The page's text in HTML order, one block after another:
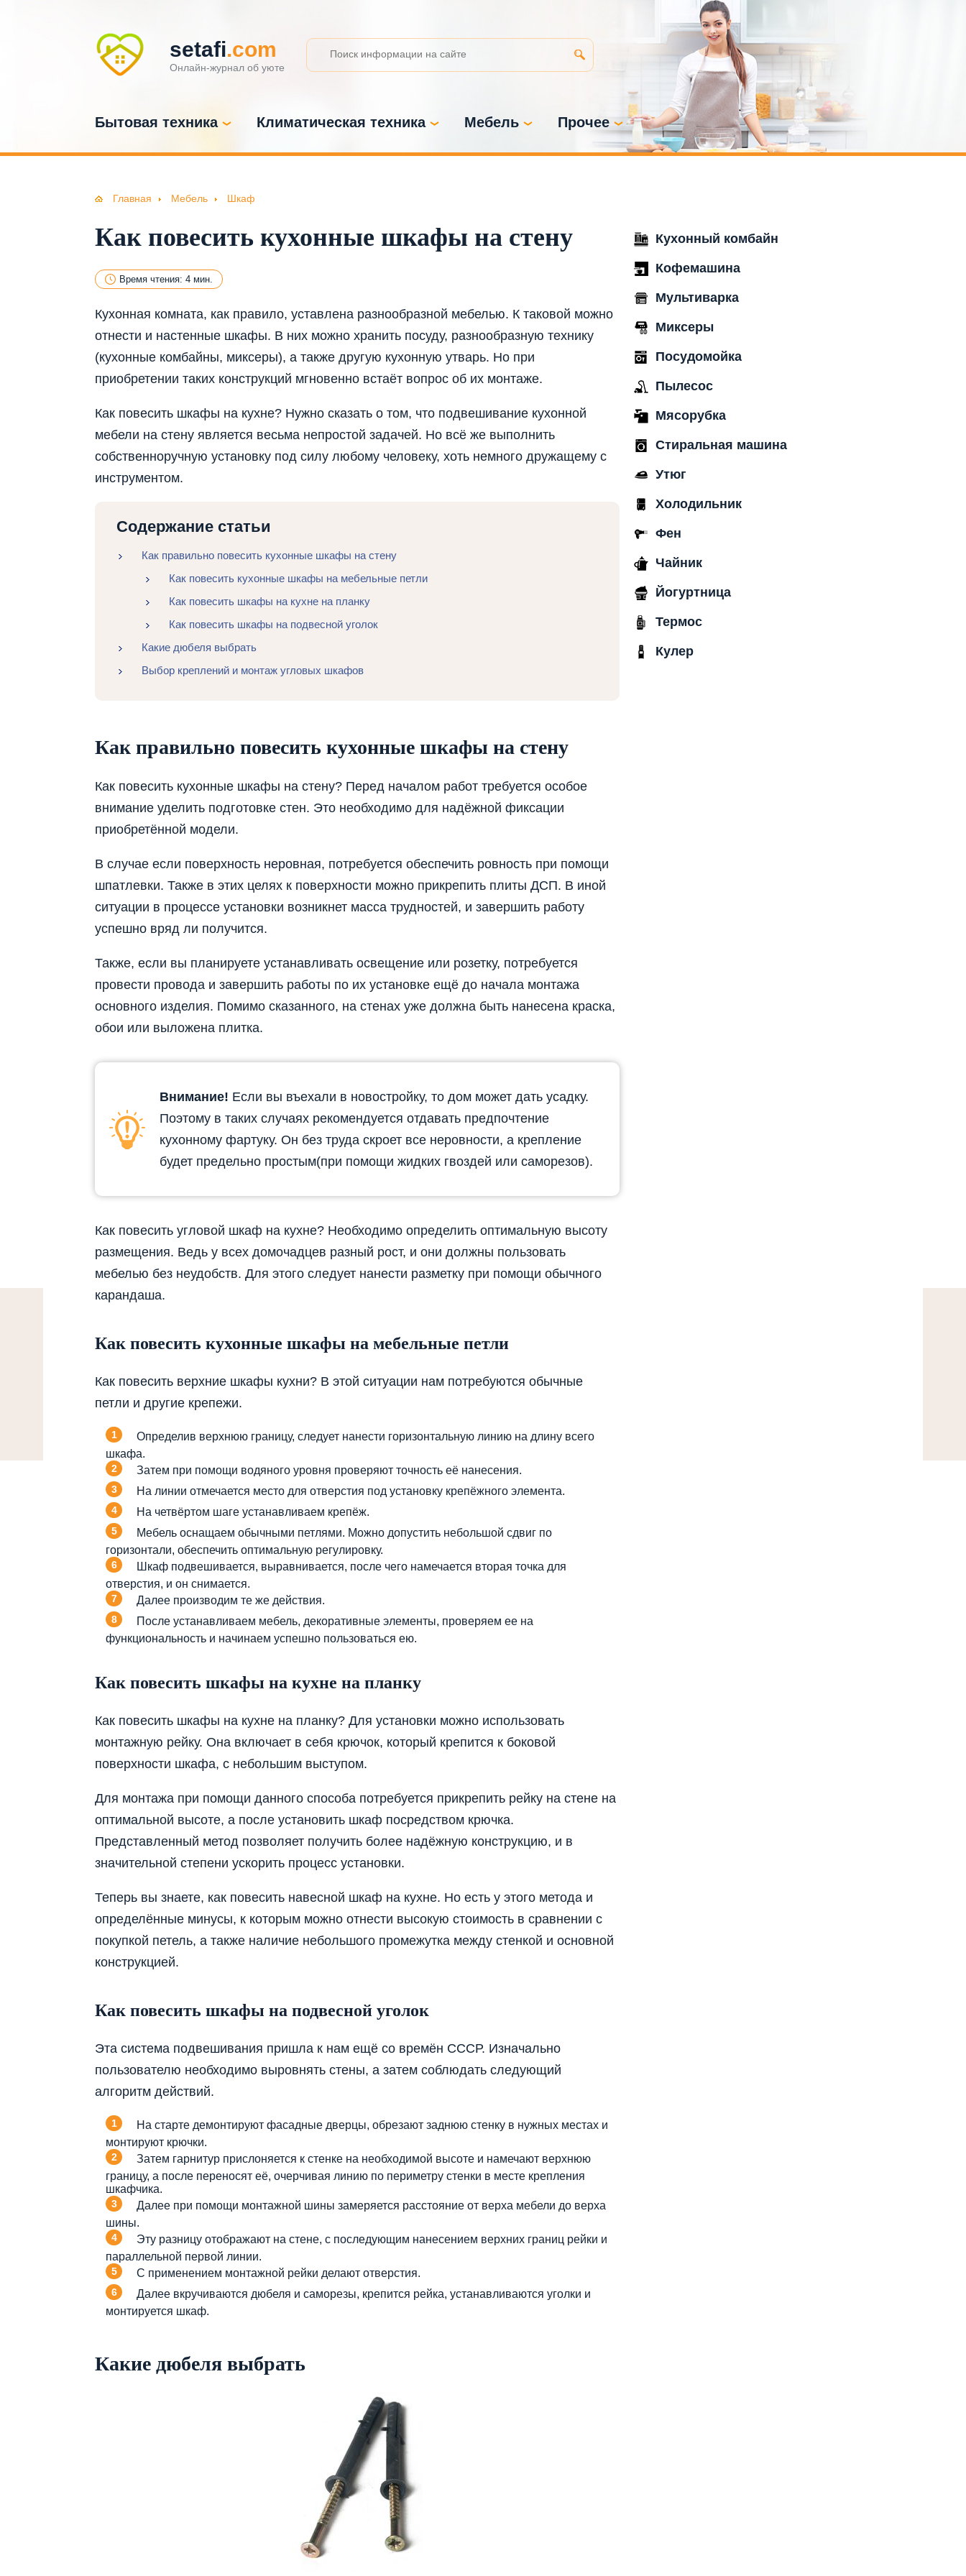
setafi.com
Онлайн-журнал об уюте
Бытовая техника Климатическая техника Мебель Прочее
Главная Мебель Шкаф
Как повесить кухонные шкафы на стену
Время чтения: 4 мин.
Кухонная комната, как правило, уставлена разнообразной мебелью. К таковой можно
отнести и настенные шкафы. В них можно хранить посуду, разнообразную технику
(кухонные комбайны, миксеры), а также другую кухонную утварь. Но при
приобретении таких конструкций мгновенно встаёт вопрос об их монтаже.
Как повесить шкафы на кухне? Нужно сказать о том, что подвешивание кухонной
мебели на стену является весьма непростой задачей. Но всё же выполнить
собственноручную установку под силу любому человеку, хоть немного дружащему с
инструментом.
Содержание статьи
Как правильно повесить кухонные шкафы на стену
Как повесить кухонные шкафы на мебельные петли
Как повесить шкафы на кухне на планку
Как повесить шкафы на подвесной уголок
Какие дюбеля выбрать
Выбор креплений и монтаж угловых шкафов
Как правильно повесить кухонные шкафы на стену
Как повесить кухонные шкафы на стену? Перед началом работ требуется особое
внимание уделить подготовке стен. Это необходимо для надёжной фиксации
приобретённой модели.
В случае если поверхность неровная, потребуется обеспечить ровность при помощи
шпатлевки. Также в этих целях к поверхности можно прикрепить плиты ДСП. В иной
ситуации в процессе установки возникнет масса трудностей, и завершить работу
успешно вряд ли получится.
Также, если вы планируете устанавливать освещение или розетку, потребуется
провести провода и завершить работы по их установке ещё до начала монтажа
основного изделия. Помимо сказанного, на стенах уже должна быть нанесена краска,
обои или выложена плитка.
Внимание! Если вы въехали в новостройку, то дом может дать усадку.
Поэтому в таких случаях рекомендуется отдавать предпочтение
кухонному фартуку. Он без труда скроет все неровности, а крепление
будет предельно простым(при помощи жидких гвоздей или саморезов).
Как повесить угловой шкаф на кухне? Необходимо определить оптимальную высоту
размещения. Ведь у всех домочадцев разный рост, и они должны пользовать
мебелью без неудобств. Для этого следует нанести разметку при помощи обычного
карандаша.
Как повесить кухонные шкафы на мебельные петли
Как повесить верхние шкафы кухни? В этой ситуации нам потребуются обычные
петли и другие крепежи.
Определив верхнюю границу, следует нанести горизонтальную линию на длину всего
шкафа.
Затем при помощи водяного уровня проверяют точность её нанесения.
На линии отмечается место для отверстия под установку крепёжного элемента.
На четвёртом шаге устанавливаем крепёж.
Мебель оснащаем обычными петлями. Можно допустить небольшой сдвиг по
горизонтали, обеспечить оптимальную регулировку.
Шкаф подвешивается, выравнивается, после чего намечается вторая точка для
отверстия, и он снимается.
Далее производим те же действия.
После устанавливаем мебель, декоративные элементы, проверяем ее на
функциональность и начинаем успешно пользоваться ею.
Как повесить шкафы на кухне на планку
Как повесить шкафы на кухне на планку? Для установки можно использовать
монтажную рейку. Она включает в себя крючок, который крепится к боковой
поверхности шкафа, с небольшим выступом.
Для монтажа при помощи данного способа потребуется прикрепить рейку на стене на
оптимальной высоте, а после установить шкаф посредством крючка.
Представленный метод позволяет получить более надёжную конструкцию, и в
значительной степени ускорить процесс установки.
Теперь вы знаете, как повесить навесной шкаф на кухне. Но есть у этого метода и
определённые минусы, к которым можно отнести высокую стоимость в сравнении с
покупкой петель, а также наличие небольшого промежутка между стенкой и основной
конструкцией.
Как повесить шкафы на подвесной уголок
Эта система подвешивания пришла к нам ещё со времён СССР. Изначально
пользователю необходимо выровнять стены, а затем соблюдать следующий
алгоритм действий.
На старте демонтируют фасадные дверцы, обрезают заднюю стенку в нужных местах и
монтируют крючки.
Затем гарнитур прислоняется к стенке на необходимой высоте и намечают верхнюю
границу, а после переносят её, очерчивая линию по периметру стенки в месте крепления
шкафчика.
Далее при помощи монтажной шины замеряется расстояние от верха мебели до верха
шины.
Эту разницу отображают на стене, с последующим нанесением верхних границ рейки и
параллельной первой линии.
С применением монтажной рейки делают отверстия.
Далее вкручиваются дюбеля и саморезы, крепится рейка, устанавливаются уголки и
монтируется шкаф.
Какие дюбеля выбрать
Кухонный комбайн
Кофемашина
Мультиварка
Миксеры
Посудомойка
Пылесос
Мясорубка
Стиральная машина
Утюг
Холодильник
Фен
Чайник
Йогуртница
Термос
Кулер